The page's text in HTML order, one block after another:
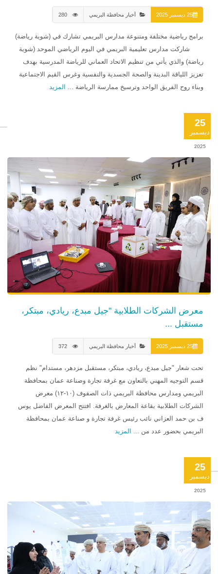
25 ديسمبر 2025 أخبار محافظة البريمي
برامج رياضية مختلفة ومتنوعة مدارس البريمي تشارك في (شوية رياضة)
شاركت مدارس تعليمية البريمي في اليوم الرياضي الموحد (شوية
رياضة) والذي يأتي من تنظيم الاتحاد العماني للرياضة المدرسية بهدف
تعزيز اللياقة البدينة والصحة الجسدية والنفسية وغرس القيم الاجتماعية
وبناء روح الفريق الواحد وترسيخ ممارسة الرياضة ... المزيد
25
ديسمبر
2025
معرض الشركات الطلابية "جيل مبدع، ريادي، مبتكر،
مستقبل ...
25 ديسمبر 2025 أخبار محافظة البريمي
تحت شعار "جيل مبدع، ريادي، مبتكر، مستقبل مزدهر، مستدام" نظم
قسم التوجيه المهني بالتعاون مع غرفة تجارة وصناعة عمان بمحافظة
البريمي ومدارس محافظة البريمي ذات الصفوف (١٠-١٢) معرض
الشركات الطلابية بقاعة المعارض بالغرفة. افتتح المعرض الفاضل يوس
ف بن حمد العزاني نائب رئيس غرفة تجارة و صناعة عمان بمحافظة
البريمي بحضور عدد من ... المزيد
25
ديسمبر
2025